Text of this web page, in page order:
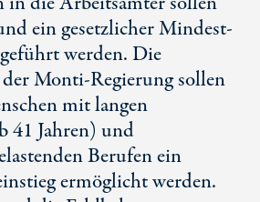
ein gesetzlicher Mindest-
werden. Die
Monti-Regierung sollen
mit langen
41 Jahren) und
Berufen ein
ermöglicht werden.